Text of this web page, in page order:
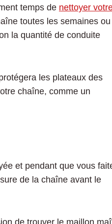
temps de nettoyer
toutes les semaines ou
la quantité de conduite
les plateaux des
chaîne, comme un
et pendant que vous
de la chaîne avant le
de trouver le maillon